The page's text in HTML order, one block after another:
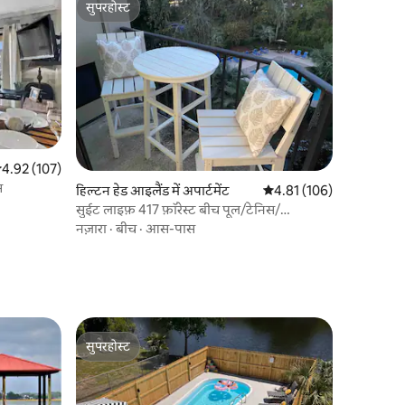
रेटिंग 5 में से 4.92, 107 समीक्षाएँ
4.92 (107)
सुपरहोस्ट
सुपरहोस्ट
हिल्टन हेड आइलैंड में अपार्टमेंट औसत रेटिंग 5 में से 4.81,
4.81 (106)
सुईट लाइफ़ 417 फ़ॉरेस्ट बीच पूल/टेनिस/
पिकलबॉल
नज़ारा ·बीच· आस-पास
सुपरहोस्ट
सुपरहोस्ट